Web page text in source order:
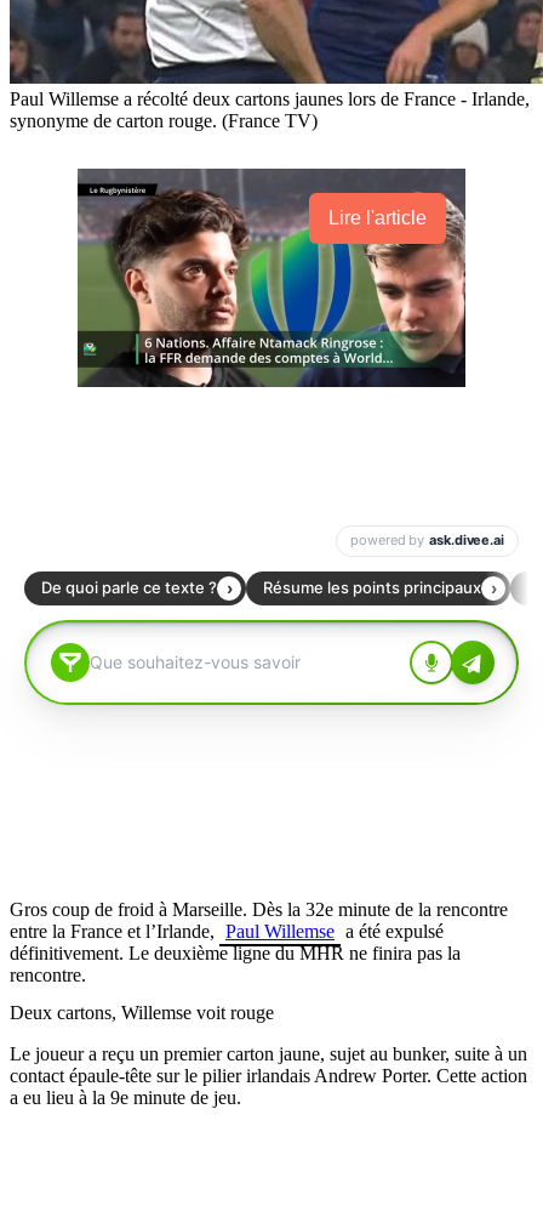
Paul Willemse a récolté deux cartons jaunes lors de France - Irlande,
synonyme de carton rouge. (France TV)
Lire l'article
Gros coup de froid à Marseille. Dès la 32e minute de la rencontre
entre la France et l’Irlande, Paul Willemse a été expulsé
définitivement. Le deuxième ligne du MHR ne finira pas la
rencontre.
Deux cartons, Willemse voit rouge
Le joueur a reçu un premier carton jaune, sujet au bunker, suite à un
contact épaule-tête sur le pilier irlandais Andrew Porter. Cette action
a eu lieu à la 9e minute de jeu.